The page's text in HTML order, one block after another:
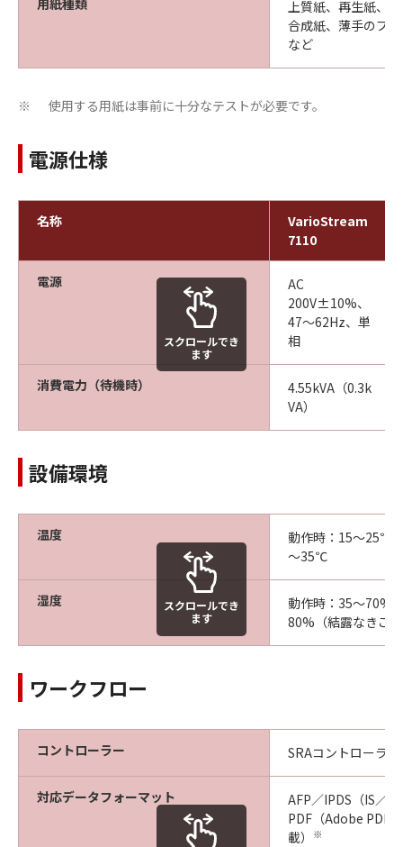
用紙種類
上質紙、再生紙、
合成紙、薄手のプ
など
※ 使用する用紙は事前に十分なテストが必要です。
電源仕様
名称
VarioStream
7110
電源
AC
200V±10%、
47～62Hz、単
相
消費電力（待機時）
4.55kVA（0.3k
VA）
スクロールでき
ます
設備環境
温度
動作時：15～25℃
～35℃
湿度
動作時：35～70%
80%（結露なきこ
スクロールでき
ます
ワークフロー
コントローラー SRAコントローラー
対応データフォーマット
AFP／IPDS（IS／3
PDF（Adobe PDF
載）
※